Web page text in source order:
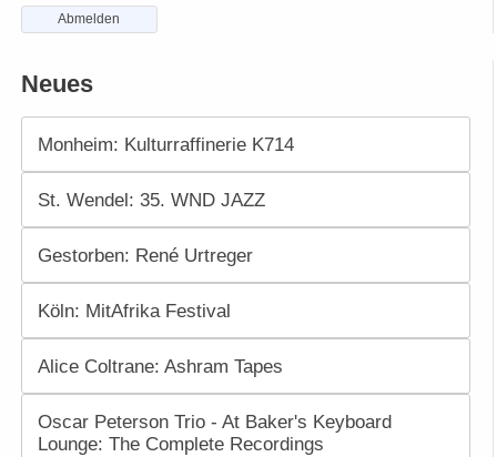
Abmelden
Neues
Monheim: Kulturraffinerie K714
St. Wendel: 35. WND JAZZ
Gestorben: René Urtreger
Köln: MitAfrika Festival
Alice Coltrane: Ashram Tapes
Oscar Peterson Trio - At Baker's Keyboard
Lounge: The Complete Recordings